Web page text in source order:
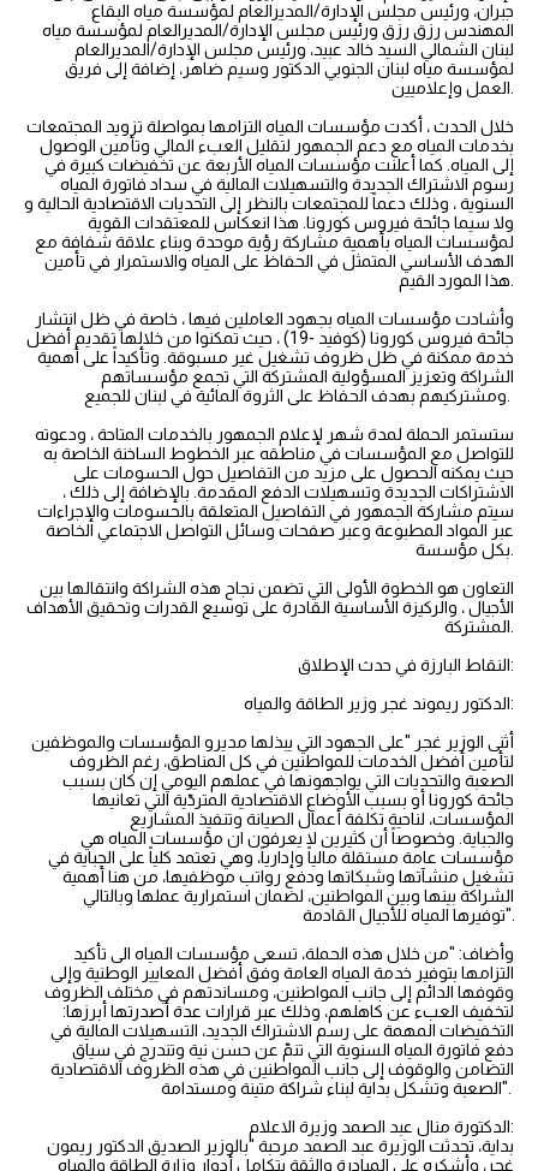
جبران، ورئيس مجلس الإدارة/المديرالعام لمؤسسة مياه البقاع
المهندس رزق رزق ورئيس مجلس الإدارة/المديرالعام لمؤسسة مياه
لبنان الشمالي السيد خالد عبيد، ورئيس مجلس الإدارة/المديرالعام
لمؤسسة مياه لبنان الجنوبي الدكتور وسيم ضاهر، إضافة إلى فريق
خلال الحدث ، أكدت مؤسسات المياه التزامها بمواصلة تزويد المجتمعات
بخدمات المياه مع دعم الجمهور لتقليل العبء المالي وتأمين الوصول
إلى المياه. كما أعلنت مؤسسات المياه الأربعة عن تخفيضات كبيرة في
رسوم الاشتراك الجديدة والتسهيلات المالية في سداد فاتورة المياه
السنوية ، وذلك دعماً للمجتمعات بالنظر إلى التحديات الاقتصادية الحالية و
ولا سيما جائحة فيروس كورونا. هذا انعكاس للمعتقدات القوية
لمؤسسات المياه بأهمية مشاركة رؤية موحدة وبناء علاقة شفافة مع
الهدف الأساسي المتمثل في الحفاظ على المياه والاستمرار في تأمين
وأشادت مؤسسات المياه بجهود العاملين فيها ، خاصة في ظل انتشار
جائحة فيروس كورونا (كوفيد -19) ، حيث تمكنوا من خلالها تقديم أفضل
خدمة ممكنة في ظل ظروف تشغيل غير مسبوقة. وتأكيداً على أهمية
الشراكة وتعزيز المسؤولية المشتركة التي تجمع مؤسساتهم
ستستمر الحملة لمدة شهر لإعلام الجمهور بالخدمات المتاحة ، ودعوته
للتواصل مع المؤسسات في مناطقه عبر الخطوط الساخنة الخاصة به
حيث يمكنه الحصول على مزيد من التفاصيل حول الحسومات على
الاشتراكات الجديدة وتسهيلات الدفع المقدمة. بالإضافة إلى ذلك ،
سيتم مشاركة الجمهور في التفاصيل المتعلقة بالحسومات والإجراءات
عبر المواد المطبوعة وعبر صفحات وسائل التواصل الاجتماعي الخاصة
التعاون هو الخطوة الأولى التي تضمن نجاح هذه الشراكة وانتقالها بين
الأجيال ، والركيزة الأساسية القادرة على توسيع القدرات وتحقيق الأهداف
النقاط البارزة في حدث الإطلاق:
الدكتور ريموند غجر وزير الطاقة والمياه:
أثنى الوزير غجر "على الجهود التي يبذلها مديرو المؤسسات والموظفين
لتأمين أفضل الخدمات للمواطنين في كل المناطق، رغم الظروف
الصعبة والتحديات التي يواجهونها في عملهم اليومي إن كان بسبب
جائحة كورونا أو بسبب الأوضاع الاقتصادية المتردّية التي تعانيها
المؤسسات، لناحية تكلفة أعمال الصيانة وتنفيذ المشاريع
والجباية. وخصوصاً أن كثيرين لا يعرفون ان مؤسسات المياه هي
مؤسسات عامة مستقلة مالياً وإدارياً، وهي تعتمد كلياً على الجباية في
تشغيل منشآتها وشبكاتها ودفع رواتب موظفيها، من هنا أهمية
الشراكة بينها وبين المواطنين، لضمان استمرارية عملها وبالتالي
توفيرها المياه للأجيال القادمة".
وأضاف: "من خلال هذه الحملة، تسعى مؤسسات المياه الى تأكيد
التزامها بتوفير خدمة المياه العامة وفق أفضل المعايير الوطنية وإلى
وقوفها الدائم إلى جانب المواطنين، ومساندتهم في مختلف الظروف
لتخفيف العبء عن كاهلهم، وذلك عبر قرارات عدة أصدرتها أبرزها:
التخفيضات المهمة على رسم الاشتراك الجديد، التسهيلات المالية في
دفع فاتورة المياه السنوية التي تنمّ عن حسن نية وتندرج في سياق
التضامن والوقوف إلى جانب المواطنين في هذه الظروف الاقتصادية
الصعبة وتشكل بداية لبناء شراكة متينة ومستدامة".
الدكتورة منال عبد الصمد وزيرة الاعلام:
بداية، تحدثت الوزيرة عبد الصمد مرحبة "بالوزير الصديق الدكتور ريمون
غجر، وأشكره على المبادرة والثقة بتكامل أدوار وزارة الطاقة والمياه